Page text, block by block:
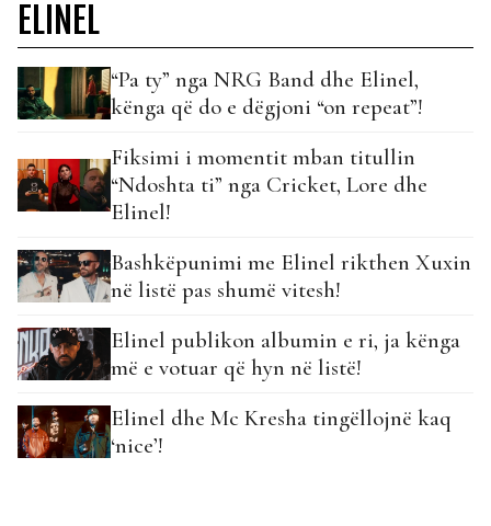
ELINEL
“Pa ty” nga NRG Band dhe Elinel,
kënga që do e dëgjoni “on repeat”!
Fiksimi i momentit mban titullin
“Ndoshta ti” nga Cricket, Lore dhe
Elinel!
Bashkëpunimi me Elinel rikthen Xuxin
në listë pas shumë vitesh!
Elinel publikon albumin e ri, ja kënga
më e votuar që hyn në listë!
Elinel dhe Mc Kresha tingëllojnë kaq
‘nice’!